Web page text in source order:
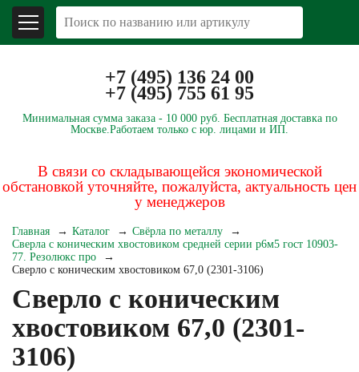
+7 (495) 136 24 00
+7 (495) 755 61 95
Минимальная сумма заказа - 10 000 руб. Бесплатная доставка по
Москве.Работаем только с юр. лицами и ИП.
В связи со складывающейся экономической
обстановкой уточняйте, пожалуйста, актуальность цен
у менеджеров
Главная Каталог
Свёрла по металлу
Сверла с коническим хвостовиком средней серии р6м5 гост 10903-
77. Резолюкс про
Сверло с коническим хвостовиком 67,0 (2301-3106)
Сверло с коническим
хвостовиком 67,0 (2301-
3106)